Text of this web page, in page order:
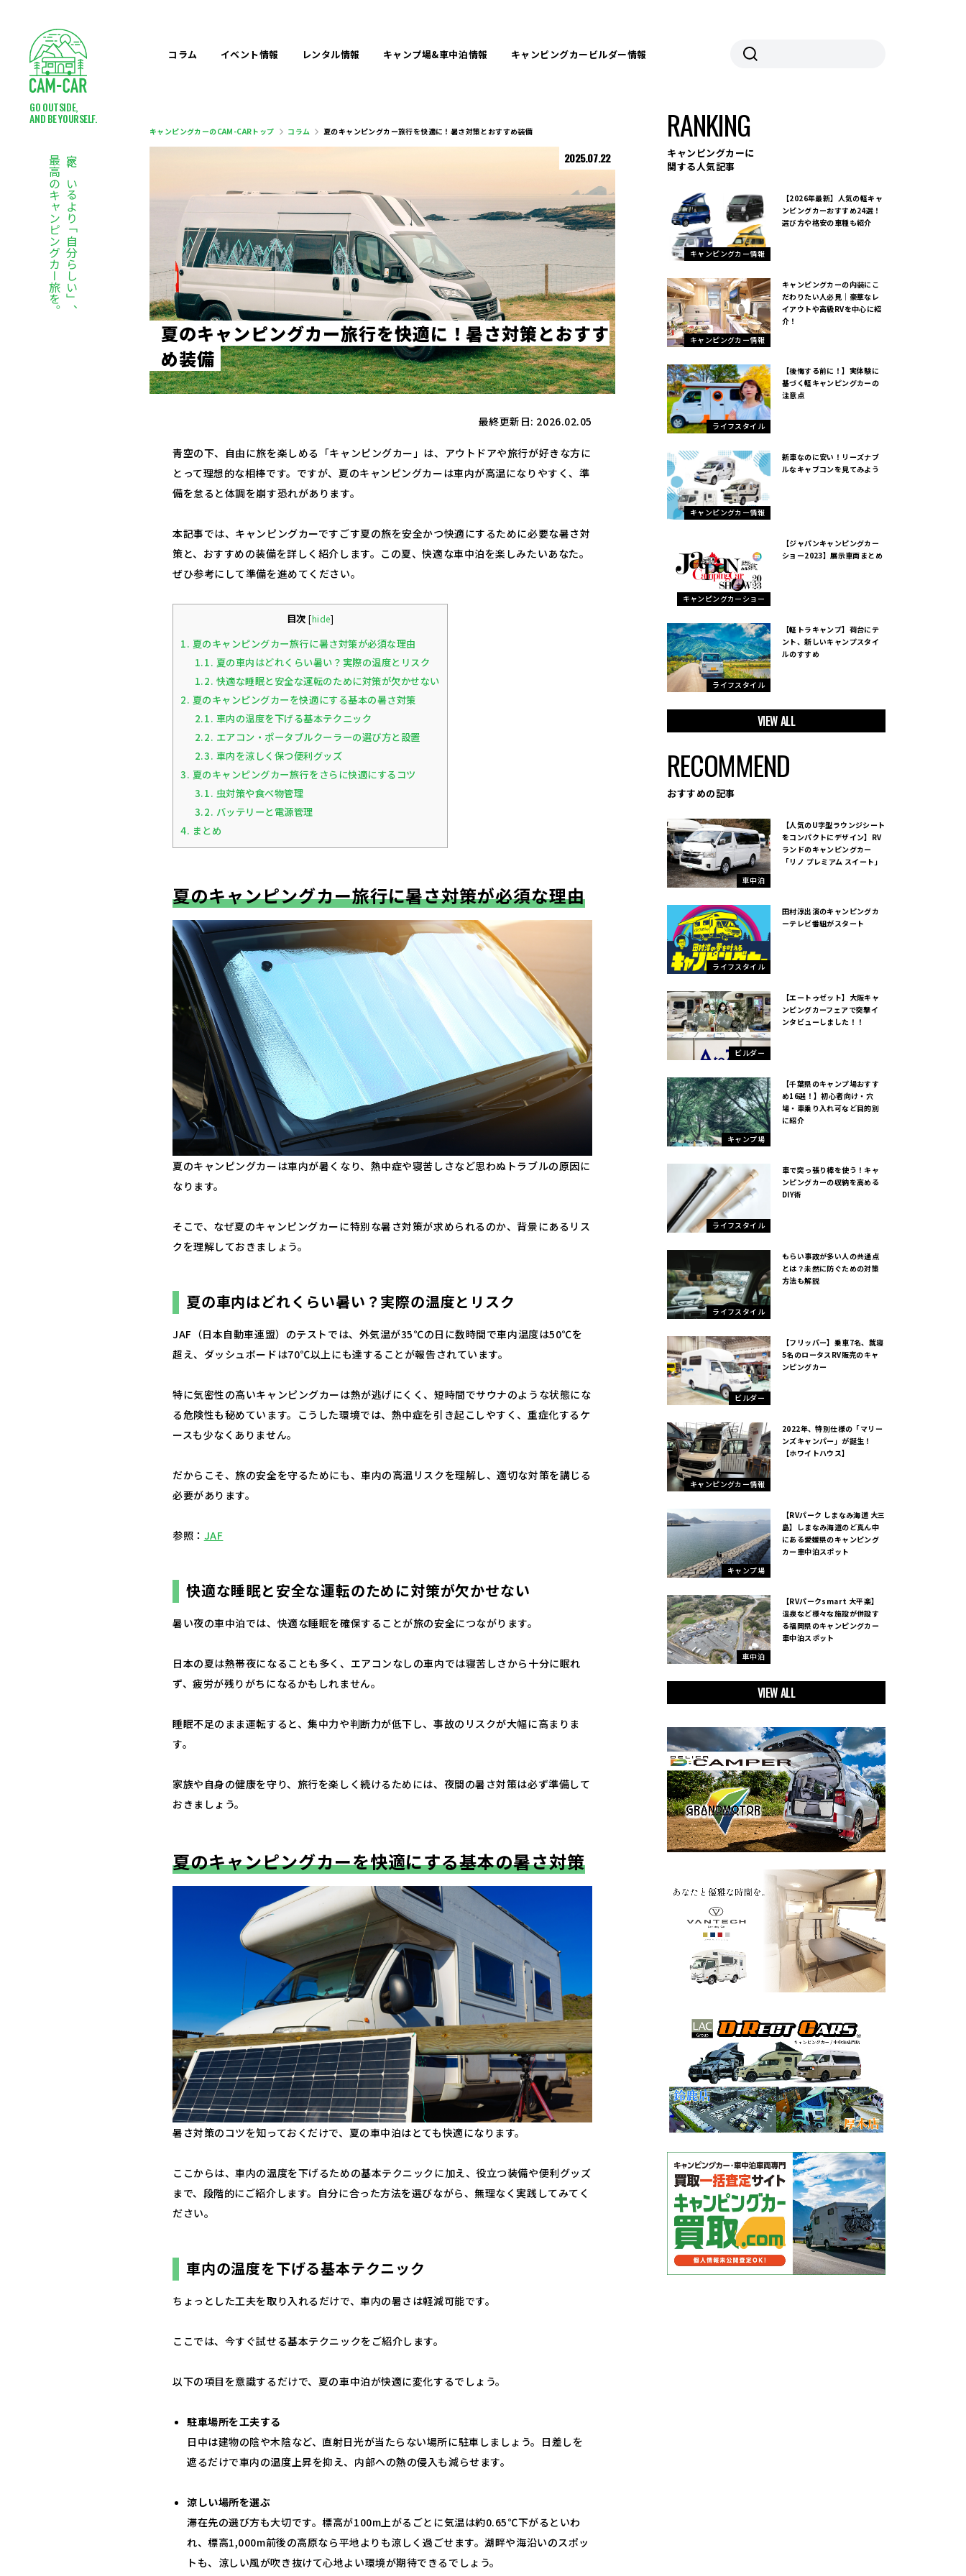
GO OUTSIDE,
AND BE YOURSELF.
家にいるより「自分らしい」、
最高のキャンピングカー旅を。
コラム イベント情報 レンタル情報 キャンプ場&車中泊情報 キャンピングカービルダー情報
キャンピングカーのCAM-CARトップ コラム 夏のキャンピングカー旅行を快適に！暑さ対策とおすすめ装備
2025.07.22
夏のキャンピングカー旅行を快適に ！暑さ対策とおすす
め装備
最終更新日: 2026.02.05
青空の下、自由に旅を楽しめる「キャンピングカー」は、アウトドアや旅行が好きな方に
とって理想的な相棒です。ですが、夏のキャンピングカーは車内が高温になりやすく、準
備を怠ると体調を崩す恐れがあります。
本記事では、キャンピングカーですごす夏の旅を安全かつ快適にするために必要な暑さ対
策と、おすすめの装備を詳しく紹介します。この夏、快適な車中泊を楽しみたいあなた。
ぜひ参考にして準備を進めてください。
目次 [hide]
1. 夏のキャンピングカー旅行に暑さ対策が必須な理由
1.1. 夏の車内はどれくらい暑い？実際の温度とリスク
1.2. 快適な睡眠と安全な運転のために対策が欠かせない
2. 夏のキャンピングカーを快適にする基本の暑さ対策
2.1. 車内の温度を下げる基本テクニック
2.2. エアコン・ポータブルクーラーの選び方と設置
2.3. 車内を涼しく保つ便利グッズ
3. 夏のキャンピングカー旅行をさらに快適にするコツ
3.1. 虫対策や食べ物管理
3.2. バッテリーと電源管理
4. まとめ
夏のキャンピングカー旅行に暑さ対策が必須な理由
夏のキャンピングカーは車内が暑くなり、熱中症や寝苦しさなど思わぬトラブルの原因に
なります。
そこで、なぜ夏のキャンピングカーに特別な暑さ対策が求められるのか、背景にあるリス
クを理解しておきましょう。
夏の車内はどれくらい暑い？実際の温度とリスク
JAF（日本自動車連盟）のテストでは、外気温が35℃の日に数時間で車内温度は50℃を
超え、ダッシュボードは70℃以上にも達することが報告されています。
特に気密性の高いキャンピングカーは熱が逃げにくく、短時間でサウナのような状態にな
る危険性も秘めています。こうした環境では、熱中症を引き起こしやすく、重症化するケ
ースも少なくありません。
だからこそ、旅の安全を守るためにも、車内の高温リスクを理解し、適切な対策を講じる
必要があります。
参照： JAF
快適な睡眠と安全な運転のために対策が欠かせない
暑い夜の車中泊では、快適な睡眠を確保することが旅の安全につながります。
日本の夏は熱帯夜になることも多く、エアコンなしの車内では寝苦しさから十分に眠れ
ず、疲労が残りがちになるかもしれません。
睡眠不足のまま運転すると、集中力や判断力が低下し、事故のリスクが大幅に高まりま
す。
家族や自身の健康を守り、旅行を楽しく続けるためには、夜間の暑さ対策は必ず準備して
おきましょう。
夏のキャンピングカーを快適にする基本の暑さ対策
暑さ対策のコツを知っておくだけで、夏の車中泊はとても快適になります。
ここからは、車内の温度を下げるための基本テクニックに加え、役立つ装備や便利グッズ
まで、段階的にご紹介します。自分に合った方法を選びながら、無理なく実践してみてく
ださい。
車内の温度を下げる基本テクニック
ちょっとした工夫を取り入れるだけで、車内の暑さは軽減可能です。
ここでは、今すぐ試せる基本テクニックをご紹介します。
以下の項目を意識するだけで、夏の車中泊が快適に変化するでしょう。
駐車場所を工夫する
日中は建物の陰や木陰など、直射日光が当たらない場所に駐車しましょう。日差しを
遮るだけで車内の温度上昇を抑え、内部への熱の侵入も減らせます。
涼しい場所を選ぶ
滞在先の選び方も大切です。標高が100m上がるごとに気温は約0.65℃下がるといわ
れ、標高1,000m前後の高原なら平地よりも涼しく過ごせます。湖畔や海沿いのスポッ
トも、涼しい風が吹き抜けて心地よい環境が期待できるでしょう。
RANKING
キャンピングカーに
関する人気記事
キャンピングカー情報
【2026年最新】人気の軽キャ
ンピングカーおすすめ24選！
選び方や格安の車種も紹介
キャンピングカー情報
キャンピングカーの内装にこ
だわりたい人必見｜豪華なレ
イアウトや高級RVを中心に紹
介！
ライフスタイル
【後悔する前に！】実体験に
基づく軽キャンピングカーの
注意点
キャンピングカー情報
新車なのに安い！リーズナブ
ルなキャブコンを見てみよう
キャンピングカーショー
【ジャパンキャンピングカー
ショー2023】展示車両まとめ
ライフスタイル
【軽トラキャンプ】荷台にテ
ント、新しいキャンプスタイ
ルのすすめ
VIEW ALL
RECOMMEND
おすすめの記事
車中泊
【人気のU字型ラウンジシート
をコンパクトにデザイン】RV
ランドのキャンピングカー
「リノ プレミアム スイート」
ライフスタイル
田村淳出演のキャンピングカ
ーテレビ番組がスタート
ビルダー
【エートゥゼット】大阪キャ
ンピングカーフェアで突撃イ
ンタビューしました！！
キャンプ場
【千葉県のキャンプ場おすす
め16選！】初心者向け・穴
場・車乗り入れ可など目的別
に紹介
ライフスタイル
車で突っ張り棒を使う！キャ
ンピングカーの収納を高める
DIY術
ライフスタイル
もらい事故が多い人の共通点
とは？未然に防ぐための対策
方法も解説
ビルダー
【フリッパー】乗車7名、就寝
5名のロータスRV販売のキャ
ンピングカー
キャンピングカー情報
2022年、特別仕様の「マリー
ンズキャンパー」が誕生！
【ホワイトハウス】
キャンプ場
【RVパーク しまなみ海道 大三
島】しまなみ海道のど真ん中
にある愛媛県のキャンピング
カー車中泊スポット
車中泊
【RVパークsmart 大平楽】
温泉など様々な施設が併設す
る福岡県のキャンピングカー
車中泊スポット
VIEW ALL